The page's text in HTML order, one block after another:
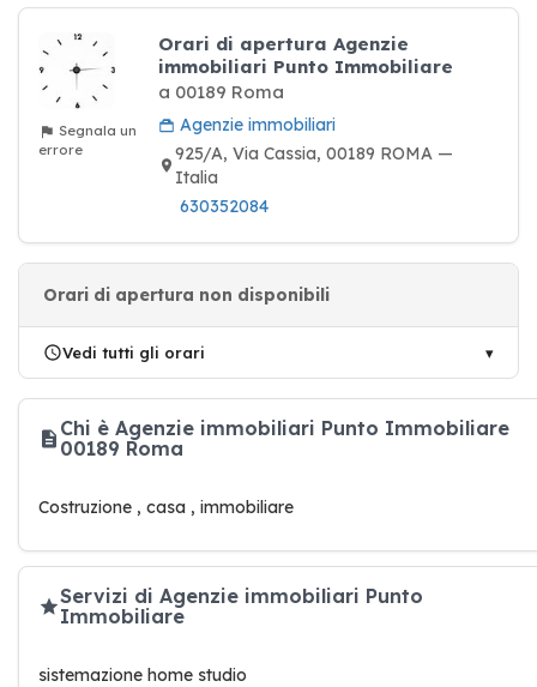
Segnala un
errore
Orari di apertura Agenzie
immobiliari Punto Immobiliare
a 00189 Roma
Agenzie immobiliari
925/A, Via Cassia, 00189 ROMA —
Italia
630352084
Orari di apertura non disponibili
Vedi tutti gli orari
Chi è Agenzie immobiliari Punto Immobiliare
00189 Roma
Costruzione , casa , immobiliare
Servizi di Agenzie immobiliari Punto
Immobiliare
sistemazione home studio